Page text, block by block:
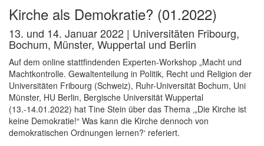
Kirche als Demokratie? (01.2022)
13. und 14. Januar 2022 | Universitäten Fribourg,
Bochum, Münster, Wuppertal und Berlin
Auf dem online stattfindenden Experten-Workshop „Macht und
Machtkontrolle. Gewaltenteilung in Politik, Recht und Religion der
Universitäten Fribourg (Schweiz), Ruhr-Universität Bochum, Uni
Münster, HU Berlin, Bergische Universität Wuppertal
(13.-14.01.2022) hat Tine Stein über das Thema ‚„Die Kirche ist
keine Demokratie!“ Was kann die Kirche dennoch von
demokratischen Ordnungen lernen?‘ referiert.